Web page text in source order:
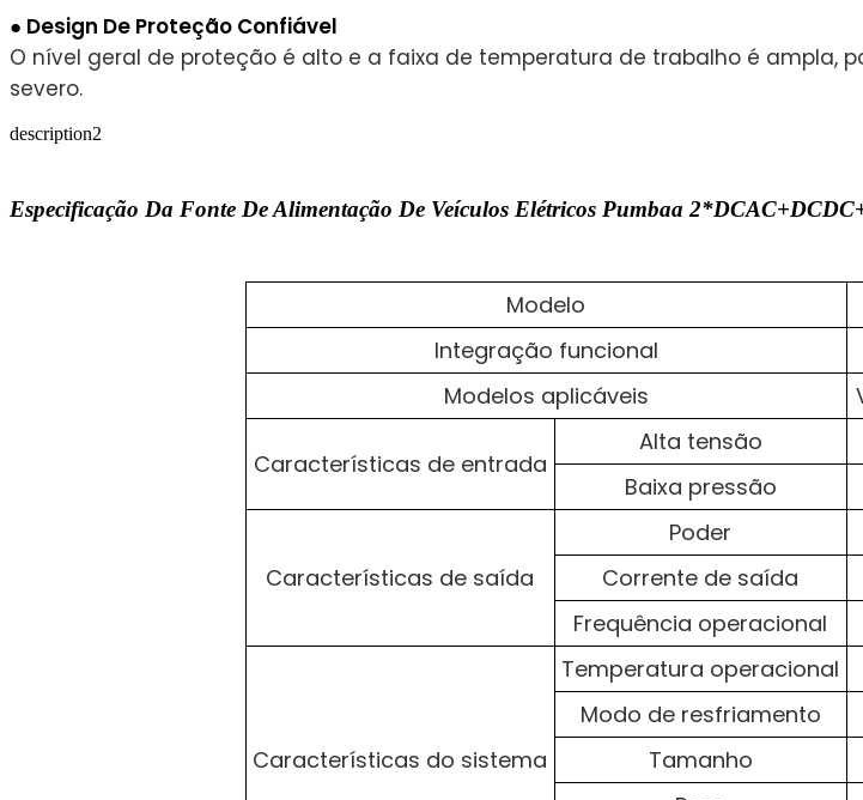
● Design De Proteção Confiável
O nível geral de proteção é alto e a faixa de temperatura de trabalho é ampla,
severo.
description2
Especificação Da Fonte De Alimentação De Veículos Elétricos Pumbaa
Modelo
Integração funcional
Modelos aplicáveis
Características de entrada
Alta tensão
Baixa pressão
Características de saída
Poder
Corrente de saída
Frequência operacional
Características do sistema
Temperatura operacional
Modo de resfriamento
Tamanho